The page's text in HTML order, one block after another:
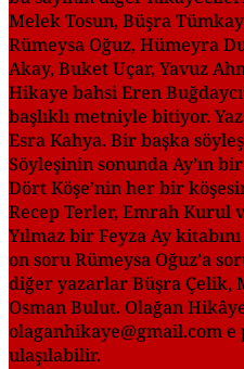
Melek Tosun, Büşra
Rümeysa Oğuz, Hümeyra
Akay, Buket Uçar, Yavuz
Hikaye bahsi Eren
başlıklı metniyle bitiyor.
Esra Kahya. Bir başka
Söyleşinin sonunda Ay’ın
Dört Köşe’nin her bir
Recep Terler, Emrah Kurul
Yılmaz bir Feyza Ay
on soru Rümeysa Oğuz’a
diğer yazarlar Büşra Çelik,
Osman Bulut. Olağan
olaganhikaye@gmail.com e
ulaşılabilir.